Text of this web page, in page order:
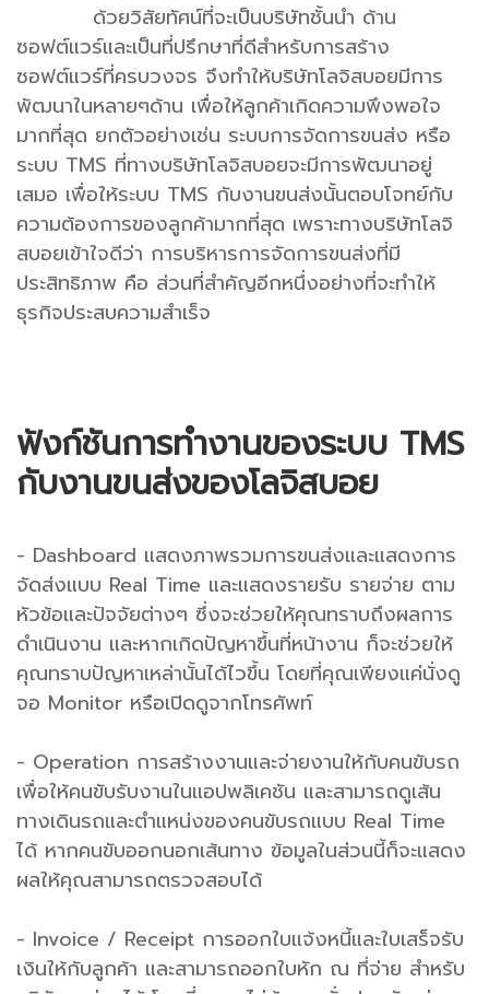
ด้วยวิสัยทัศน์ที่จะเป็นบริษัทชั้นนำ ด้าน
ซอฟต์แวร์และเป็นที่ปรึกษาที่ดีสำหรับการสร้าง
ซอฟต์แวร์ที่ครบวงจร จึงทำให้บริษัทโลจิสบอยมีการ
พัฒนาในหลายๆด้าน เพื่อให้ลูกค้าเกิดความพึงพอใจ
มากที่สุด ยกตัวอย่างเช่น ระบบการจัดการขนส่ง หรือ
ระบบ TMS ที่ทางบริษัทโลจิสบอยจะมีการพัฒนาอยู่
เสมอ เพื่อให้ระบบ TMS กับงานขนส่งนั้นตอบโจทย์กับ
ความต้องการของลูกค้ามากที่สุด เพราะทางบริษัทโลจิ
สบอยเข้าใจดีว่า การบริหารการจัดการขนส่งที่มี
ประสิทธิภาพ คือ ส่วนที่สำคัญอีกหนึ่งอย่างที่จะทำให้
ธุรกิจประสบความสำเร็จ
ฟังก์ชันการทำงานของระบบ TMS
กับงานขนส่งของโลจิสบอย
- Dashboard แสดงภาพรวมการขนส่งและแสดงการ
จัดส่งแบบ Real Time และแสดงรายรับ รายจ่าย ตาม
หัวข้อและปัจจัยต่างๆ ซึ่งจะช่วยให้คุณทราบถึงผลการ
ดำเนินงาน และหากเกิดปัญหาขึ้นที่หน้างาน ก็จะช่วยให้
คุณทราบปัญหาเหล่านั้นได้ไวขึ้น โดยที่คุณเพียงแค่นั่งดู
จอ Monitor หรือเปิดดูจากโทรศัพท์
- Operation การสร้างงานและจ่ายงานให้กับคนขับรถ
เพื่อให้คนขับรับงานในแอปพลิเคชัน และสามารถดูเส้น
ทางเดินรถและตำแหน่งของคนขับรถแบบ Real Time
ได้ หากคนขับออกนอกเส้นทาง ข้อมูลในส่วนนี้ก็จะแสดง
ผลให้คุณสามารถตรวจสอบได้
- Invoice / Receipt การออกใบแจ้งหนี้และใบเสร็จรับ
เงินให้กับลูกค้า และสามารถออกใบหัก ณ ที่จ่าย สำหรับ